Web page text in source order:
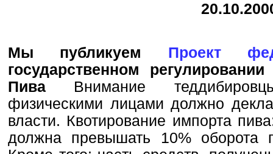
Мы публикуем Проект
государственном
Пива Внимание
физическими лицами должно
власти. Квотирование импорта
должна превышать 10% оборота